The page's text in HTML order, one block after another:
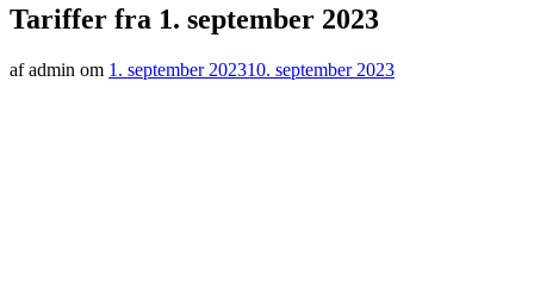
Tariffer fra 1. september 2023
af admin om 1. september 202310. september 2023